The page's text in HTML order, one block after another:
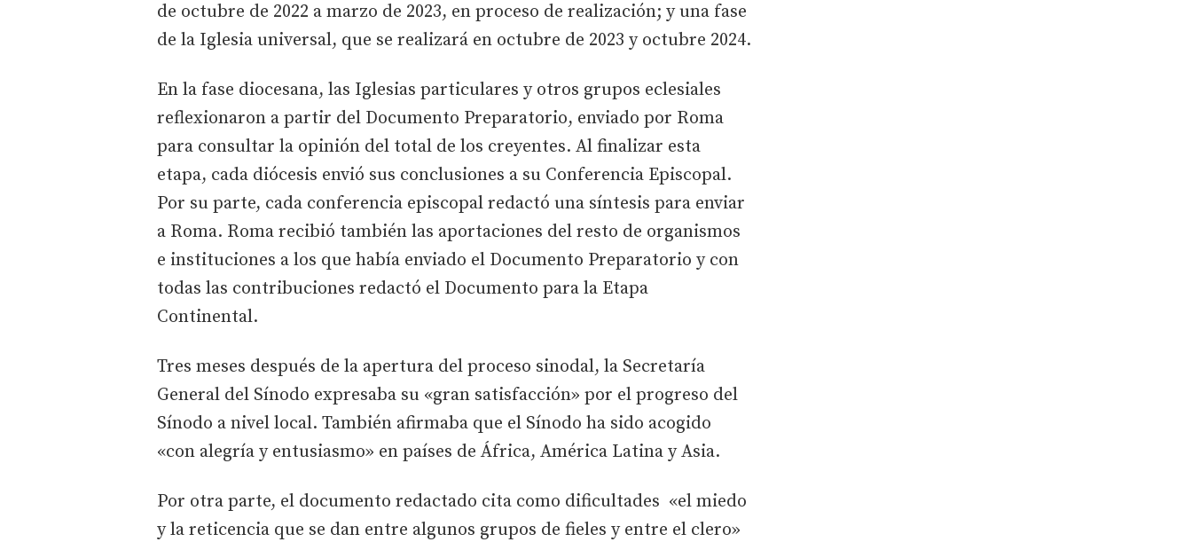
de octubre de 2022 a marzo de 2023, en proceso de realización; y una fase
de la Iglesia universal, que se realizará en octubre de 2023 y octubre 2024.
En la fase diocesana, las Iglesias particulares y otros grupos eclesiales
reflexionaron a partir del Documento Preparatorio, enviado por Roma
para consultar la opinión del total de los creyentes. Al finalizar esta
etapa, cada diócesis envió sus conclusiones a su Conferencia Episcopal.
Por su parte, cada conferencia episcopal redactó una síntesis para enviar
a Roma. Roma recibió también las aportaciones del resto de organismos
e instituciones a los que había enviado el Documento Preparatorio y con
todas las contribuciones redactó el Documento para la Etapa
Continental.
Tres meses después de la apertura del proceso sinodal, la Secretaría
General del Sínodo expresaba su «gran satisfacción» por el progreso del
Sínodo a nivel local. También afirmaba que el Sínodo ha sido acogido
«con alegría y entusiasmo» en países de África, América Latina y Asia.
Por otra parte, el documento redactado cita como dificultades «el miedo
y la reticencia que se dan entre algunos grupos de fieles y entre el clero»